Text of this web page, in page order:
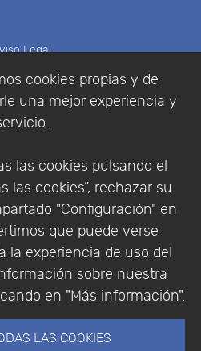
cookies propias y de
una mejor experiencia y
las cookies pulsando el
las cookies”, rechazar su
"Configuración" en
que puede verse
la experiencia de uso del
sobre nuestra
en "Más información".
LAS COOKIES
Legal
de Privacidad
de compra
| Política de Privacidad |
de Cookies
2026. Addlink Software
S.L.